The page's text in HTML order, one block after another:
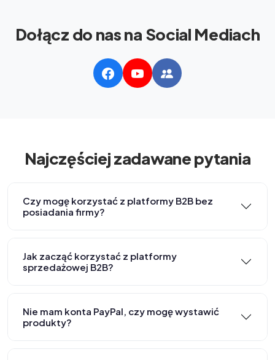
Dołącz do nas na Social Mediach
Najczęściej zadawane pytania
Czy mogę korzystać z platformy B2B bez
posiadania firmy?
Jak zacząć korzystać z platformy
sprzedażowej B2B?
Nie mam konta PayPal, czy mogę wystawić
produkty?